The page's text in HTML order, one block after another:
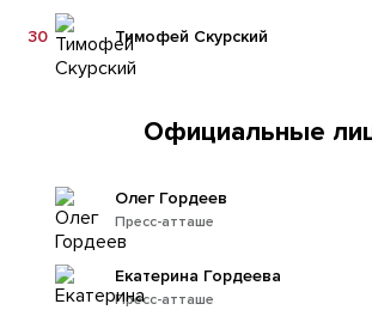
Тимофей Скурский
30
Официальные
Пресс-атташе
Олег Гордеев
Пресс-атташе
Екатерина Гордеева